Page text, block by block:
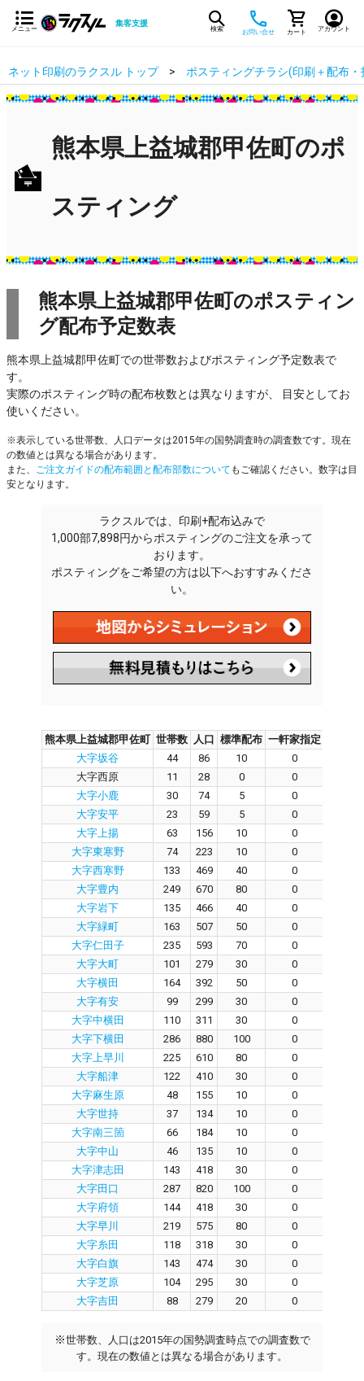
メニュー
集客支援
検索 お問い合せ カート アカウント
ネット印刷のラクスル トップ ポスティングチラシ(印刷＋配布・
熊本県上益城郡甲佐町のポ
スティング
熊本県上益城郡甲佐町のポスティン
グ配布予定数表
熊本県上益城郡甲佐町での世帯数およびポスティング予定数表で
す。
実際のポスティング時の配布枚数とは異なりますが、 目安としてお
使いください。
※表示している世帯数、人口データは2015年の国勢調査時の調査数です。現在
の数値とは異なる場合があります。
また、 ご注文ガイドの配布範囲と配布部数について もご確認ください。数字は目
安となります。
ラクスルでは、印刷+配布込みで
1,000部7,898円からポスティングのご注文を承って
おります。
ポスティングをご希望の方は以下へおすすみくださ
い。
熊本県上益城郡甲佐町 世帯数 人口 標準配布 一軒家指定
大字坂谷
44 86 10 0
大字西原
11 28 0 0
大字小鹿
30 74 5 0
大字安平
23 59 5 0
大字上揚
63 156 10 0
大字東寒野
74 223 10 0
大字西寒野
133 469 40 0
大字豊内
249 670 80 0
大字岩下
135 466 40 0
大字緑町
163 507 50 0
大字仁田子
235 593 70 0
大字大町
101 279 30 0
大字横田
164 392 50 0
大字有安
99 299 30 0
大字中横田
110 311 30 0
大字下横田
286 880 100 0
大字上早川
225 610 80 0
大字船津
122 410 30 0
大字麻生原
48 155 10 0
大字世持
37 134 10 0
大字南三箇
66 184 10 0
大字中山
46 135 10 0
大字津志田
143 418 30 0
大字田口
287 820 100 0
大字府領
144 418 30 0
大字早川
219 575 80 0
大字糸田
118 318 30 0
大字白旗
143 474 30 0
大字芝原
104 295 30 0
大字吉田
88 279 20 0
※世帯数、人口は2015年の国勢調査時点での調査数で
す。現在の数値とは異なる場合があります。